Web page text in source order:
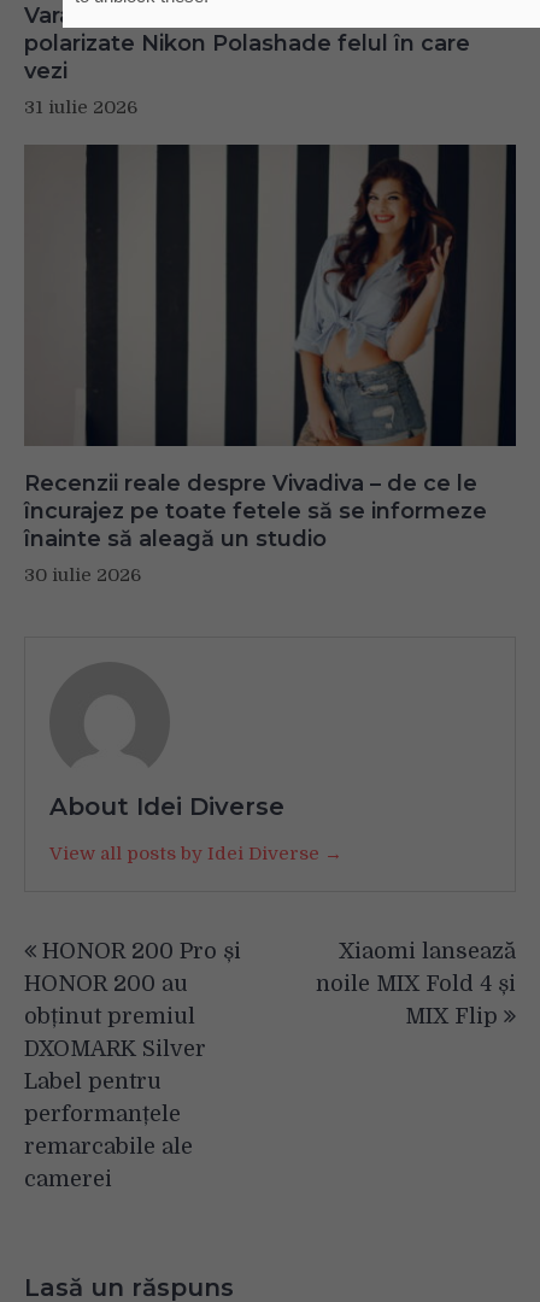
Vara fără reflexii: cum schimbă lentilele
polarizate Nikon Polashade felul în care
vezi
31 iulie 2026
Recenzii reale despre Vivadiva – de ce le
încurajez pe toate fetele să se informeze
înainte să aleagă un studio
30 iulie 2026
About Idei Diverse
View all posts by Idei Diverse →
în
articole
HONOR 200 Pro și
HONOR 200 au
obținut premiul
DXOMARK Silver
Label pentru
performanțele
remarcabile ale
camerei
Xiaomi lansează
noile MIX Fold 4 și
MIX Flip
Lasă un răspuns